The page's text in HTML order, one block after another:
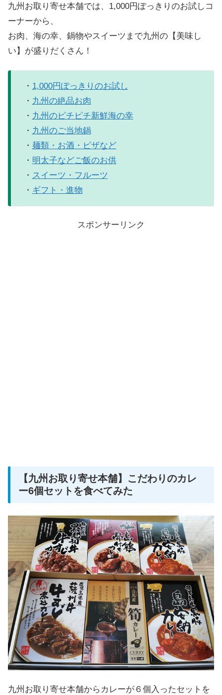
九州お取り寄せ本舗では、1,000円ぽっきりのお試しコ
ーナーから、
お肉、海の幸、鍋物やスイーツまで九州の【美味し
い】が盛りだくさん！
・ 1,000円ぽっきりのお試し
・ 九州の絶品お肉
・ 九州のピチピチ新鮮海の幸
・ 九州のご当地鍋
・ 麺類・お酒・ピザなど
・ 明太子などご飯のお供
・ スイーツ・フルーツ
・ ギフト・進物
スポンサーリンク
【九州お取り寄せ本舗】こだわりのカレ
ー6個セットを食べてみた
九州お取り寄せ本舗からカレーが６個入ったセットを